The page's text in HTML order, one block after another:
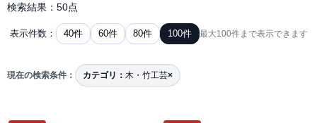
検索結果：50点
表示件数： 40件 60件 80件 100件 最大100件まで表示できます
現在の検索条件： カテゴリ： 木・竹工芸×